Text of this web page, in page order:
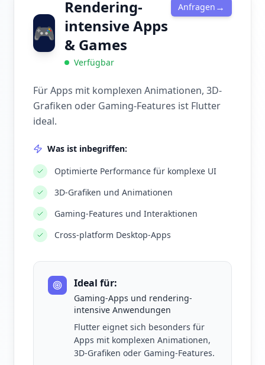
🎮
Rendering-
intensive Apps
& Games
Verfügbar
Anfragen →
Für Apps mit komplexen Animationen, 3D-
Grafiken oder Gaming-Features ist Flutter
ideal.
Was ist inbegriffen:
Optimierte Performance für komplexe UI
3D-Grafiken und Animationen
Gaming-Features und Interaktionen
Cross-platform Desktop-Apps
Ideal für:
Gaming-Apps und rendering-
intensive Anwendungen
Flutter eignet sich besonders für
Apps mit komplexen Animationen,
3D-Grafiken oder Gaming-Features.